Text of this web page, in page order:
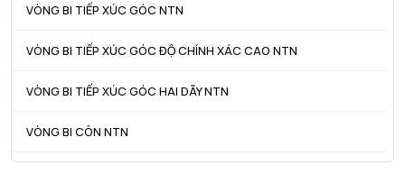
VÒNG BI TIẾP XÚC GÓC NTN
VÒNG BI TIẾP XÚC GÓC ĐỘ CHÍNH XÁC CAO NTN
VÒNG BI TIẾP XÚC GÓC HAI DÃY NTN
VÒNG BI CÔN NTN
Da max - Đường kính vai tối đa OR
ra max - Bán kính góc lượn tối đa trục & vỏ